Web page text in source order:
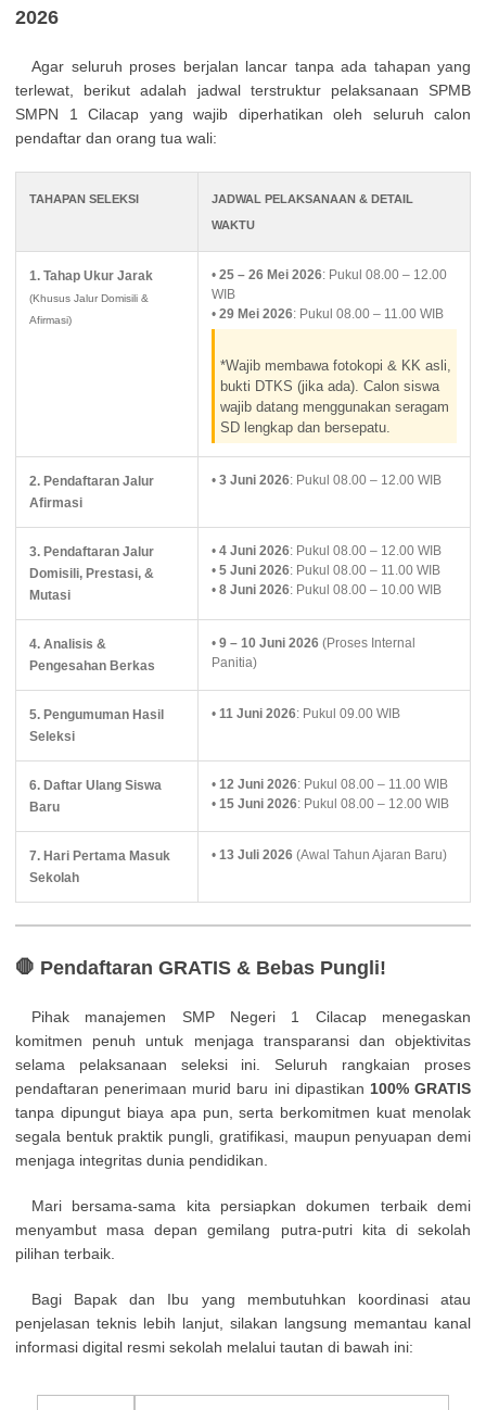
2026
Agar seluruh proses berjalan lancar tanpa ada tahapan yang
terlewat, berikut adalah jadwal terstruktur pelaksanaan SPMB
SMPN 1 Cilacap yang wajib diperhatikan oleh seluruh calon
pendaftar dan orang tua wali:
TAHAPAN SELEKSI
JADWAL PELAKSANAAN & DETAIL
WAKTU
1. Tahap Ukur Jarak
(Khusus Jalur Domisili &
Afirmasi)
• 25 – 26 Mei 2026: Pukul 08.00 – 12.00
WIB
• 29 Mei 2026: Pukul 08.00 – 11.00 WIB
*Wajib membawa fotokopi & KK asli,
bukti DTKS (jika ada). Calon siswa
wajib datang menggunakan seragam
SD lengkap dan bersepatu.
2. Pendaftaran Jalur
Afirmasi
• 3 Juni 2026: Pukul 08.00 – 12.00 WIB
3. Pendaftaran Jalur
Domisili, Prestasi, &
Mutasi
• 4 Juni 2026: Pukul 08.00 – 12.00 WIB
• 5 Juni 2026: Pukul 08.00 – 11.00 WIB
• 8 Juni 2026: Pukul 08.00 – 10.00 WIB
4. Analisis &
Pengesahan Berkas
• 9 – 10 Juni 2026 (Proses Internal
Panitia)
5. Pengumuman Hasil
Seleksi
• 11 Juni 2026: Pukul 09.00 WIB
6. Daftar Ulang Siswa
Baru
• 12 Juni 2026: Pukul 08.00 – 11.00 WIB
• 15 Juni 2026: Pukul 08.00 – 12.00 WIB
7. Hari Pertama Masuk
Sekolah
• 13 Juli 2026 (Awal Tahun Ajaran Baru)
🛑 Pendaftaran GRATIS & Bebas Pungli!
Pihak manajemen SMP Negeri 1 Cilacap menegaskan
komitmen penuh untuk menjaga transparansi dan objektivitas
selama pelaksanaan seleksi ini. Seluruh rangkaian proses
pendaftaran penerimaan murid baru ini dipastikan 100% GRATIS
tanpa dipungut biaya apa pun, serta berkomitmen kuat menolak
segala bentuk praktik pungli, gratifikasi, maupun penyuapan demi
menjaga integritas dunia pendidikan.
Mari bersama-sama kita persiapkan dokumen terbaik demi
menyambut masa depan gemilang putra-putri kita di sekolah
pilihan terbaik.
Bagi Bapak dan Ibu yang membutuhkan koordinasi atau
penjelasan teknis lebih lanjut, silakan langsung memantau kanal
informasi digital resmi sekolah melalui tautan di bawah ini: